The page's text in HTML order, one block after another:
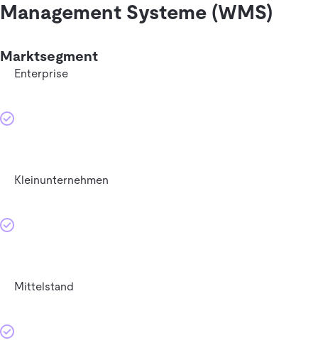
Management Systeme (WMS)
Marktsegment
Enterprise
Kleinunternehmen
Mittelstand